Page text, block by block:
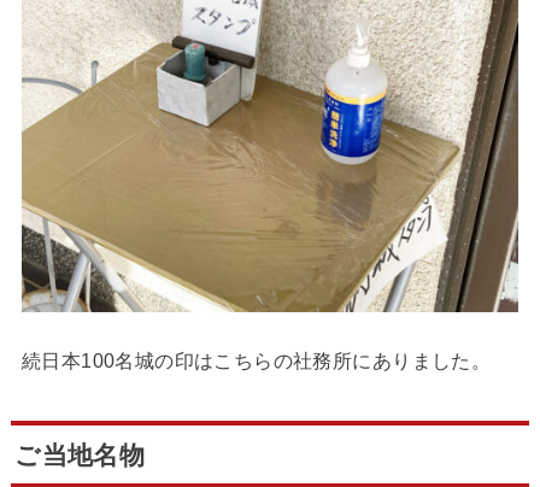
続日本100名城の印はこちらの社務所にありました。
ご当地名物